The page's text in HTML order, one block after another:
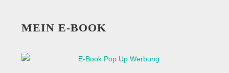
MEIN E-BOOK